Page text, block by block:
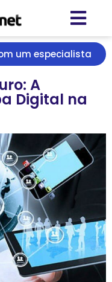
um especialista
A
Digital na